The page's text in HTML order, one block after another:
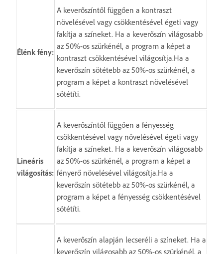
Élénk fény:
A keverőszíntől függően a kontraszt
növelésével vagy csökkentésével égeti vagy
fakítja a színeket. Ha a keverőszín világosabb
az 50%-os szürkénél, a program a képet a
kontraszt csökkentésével világosítja.Ha a
keverőszín sötétebb az 50%-os szürkénél, a
program a képet a kontraszt növelésével
sötétíti.
Lineáris
világosítás:
A keverőszíntől függően a fényesség
csökkentésével vagy növelésével égeti vagy
fakítja a színeket. Ha a keverőszín világosabb
az 50%-os szürkénél, a program a képet a
fényerő növelésével világosítja.Ha a
keverőszín sötétebb az 50%-os szürkénél, a
program a képet a fényesség csökkentésével
sötétíti.
A keverőszín alapján lecseréli a színeket. Ha a
keverőszín világosabb az 50%-os szürkénél, a